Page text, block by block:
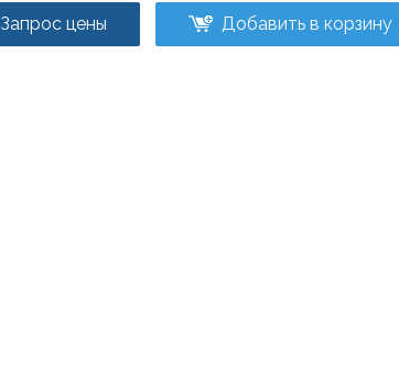
Запрос цены Добавить в корзину